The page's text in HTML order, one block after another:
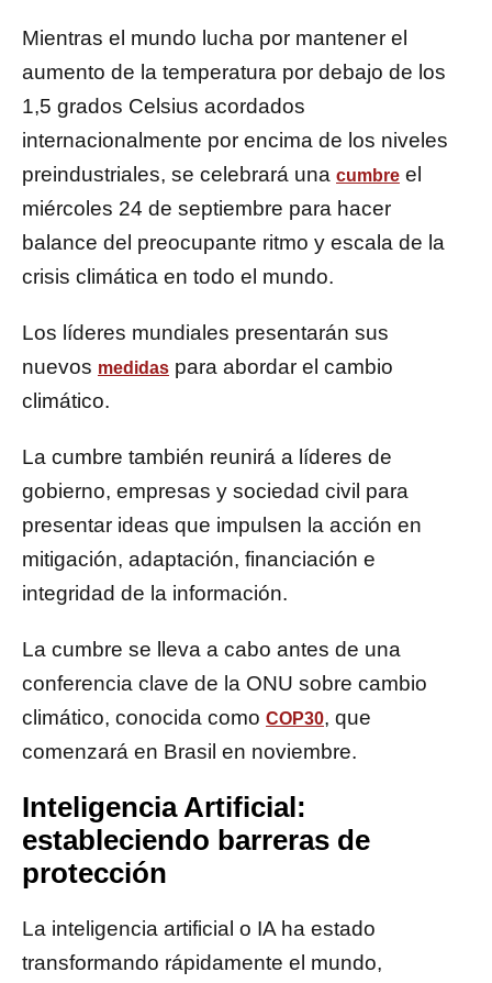
Mientras el mundo lucha por mantener el
aumento de la temperatura por debajo de los
1,5 grados Celsius acordados
internacionalmente por encima de los niveles
preindustriales, se celebrará una cumbre el
miércoles 24 de septiembre para hacer
balance del preocupante ritmo y escala de la
crisis climática en todo el mundo.
Los líderes mundiales presentarán sus
nuevos medidas para abordar el cambio
climático.
La cumbre también reunirá a líderes de
gobierno, empresas y sociedad civil para
presentar ideas que impulsen la acción en
mitigación, adaptación, financiación e
integridad de la información.
La cumbre se lleva a cabo antes de una
conferencia clave de la ONU sobre cambio
climático, conocida como COP30, que
comenzará en Brasil en noviembre.
Inteligencia Artificial:
estableciendo barreras de
protección
La inteligencia artificial o IA ha estado
transformando rápidamente el mundo,